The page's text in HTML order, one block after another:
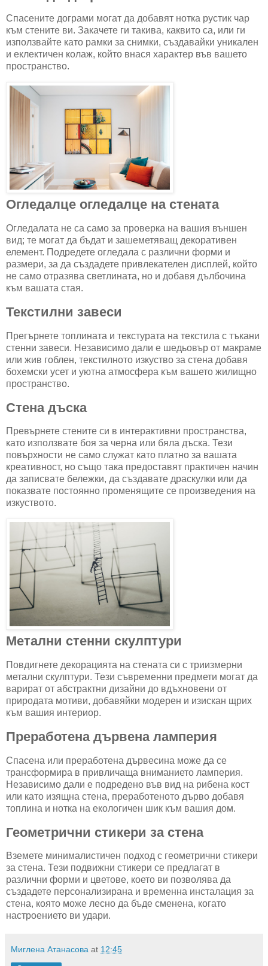
Спасените дограми могат да добавят нотка рустик чар
към стените ви. Закачете ги такива, каквито са, или ги
използвайте като рамки за снимки, създавайки уникален
и еклектичен колаж, който внася характер във вашето
пространство.
Огледалце огледалце на стената
Огледалата не са само за проверка на вашия външен
вид; те могат да бъдат и зашеметяващ декоративен
елемент. Подредете огледала с различни форми и
размери, за да създадете привлекателен дисплей, който
не само отразява светлината, но и добавя дълбочина
към вашата стая.
Текстилни завеси
Прегърнете топлината и текстурата на текстила с тъкани
стенни завеси. Независимо дали е шедьовър от макраме
или жив гоблен, текстилното изкуство за стена добавя
бохемски усет и уютна атмосфера към вашето жилищно
пространство.
Стена дъска
Превърнете стените си в интерактивни пространства,
като използвате боя за черна или бяла дъска. Тези
повърхности не само служат като платно за вашата
креативност, но също така предоставят практичен начин
да записвате бележки, да създавате драскулки или да
показвате постоянно променящите се произведения на
изкуството.
Метални стенни скулптури
Повдигнете декорацията на стената си с триизмерни
метални скулптури. Тези съвременни предмети могат да
варират от абстрактни дизайни до вдъхновени от
природата мотиви, добавяйки модерен и изискан щрих
към вашия интериор.
Преработена дървена ламперия
Спасена или преработена дървесина може да се
трансформира в привличаща вниманието ламперия.
Независимо дали е подредено във вид на рибена кост
или като изящна стена, преработеното дърво добавя
топлина и нотка на екологичен шик към вашия дом.
Геометрични стикери за стена
Вземете минималистичен подход с геометрични стикери
за стена. Тези подвижни стикери се предлагат в
различни форми и цветове, което ви позволява да
създадете персонализирана и временна инсталация за
стена, която може лесно да бъде сменена, когато
настроението ви удари.
Миглена Атанасова at 12:45